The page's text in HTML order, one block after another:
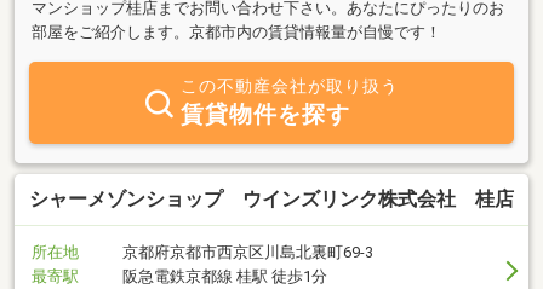
マンショップ桂店までお問い合わせ下さい。あなたにぴったりのお
部屋をご紹介します。京都市内の賃貸情報量が自慢です！
この不動産会社が取り扱う
賃貸物件を探す
シャーメゾンショップ ウインズリンク株式会社 桂店
所在地
京都府京都市西京区川島北裏町69-3
最寄駅
阪急電鉄京都線 桂駅 徒歩1分